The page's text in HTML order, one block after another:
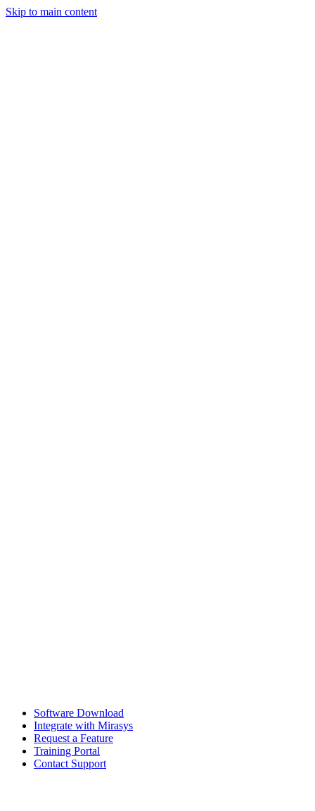
Skip to main content
Software Download
Integrate with Mirasys
Request a Feature
Training Portal
Contact Support